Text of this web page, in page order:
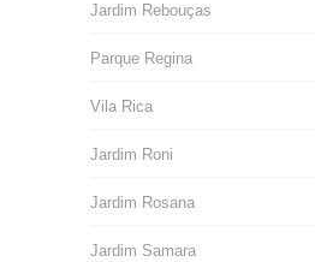
Jardim Rebouças
Parque Regina
Vila Rica
Jardim Roni
Jardim Rosana
Jardim Samara